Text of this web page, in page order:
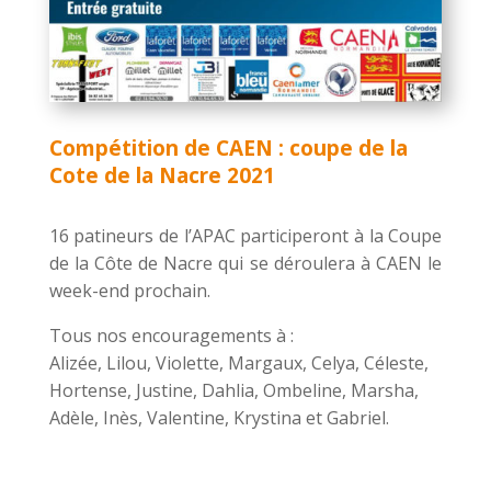
Compétition de CAEN : coupe de la
Cote de la Nacre 2021
16 patineurs de l’APAC participeront à la Coupe
de la Côte de Nacre qui se déroulera à CAEN le
week-end prochain.
Tous nos encouragements à :
Alizée, Lilou, Violette, Margaux, Celya, Céleste,
Hortense, Justine, Dahlia, Ombeline, Marsha,
Adèle, Inès, Valentine, Krystina et Gabriel.